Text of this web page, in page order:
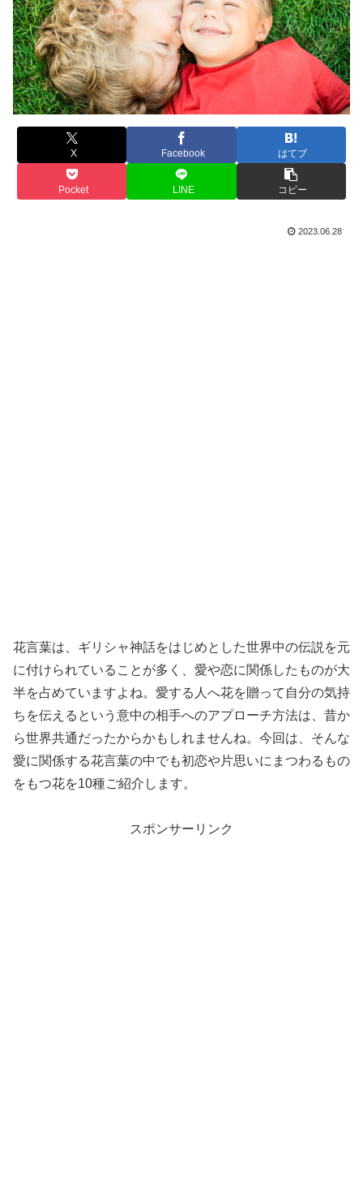
X Facebook はてブ
Pocket LINE コピー
2023.06.28
花言葉は、ギリシャ神話をはじめとした世界中の伝説を元
に付けられていることが多く、愛や恋に関係したものが大
半を占めていますよね。愛する人へ花を贈って自分の気持
ちを伝えるという意中の相手へのアプローチ方法は、昔か
ら世界共通だったからかもしれませんね。今回は、そんな
愛に関係する花言葉の中でも初恋や片思いにまつわるもの
をもつ花を10種ご紹介します。
スポンサーリンク